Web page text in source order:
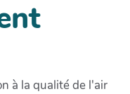
à la qualité de l'air